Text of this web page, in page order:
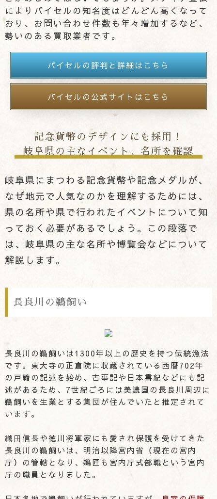
によりバイセルの知名度はどんどん高くなって
おり、お問い合わせ件数も年々増加するなど、
勢いのある買取業者です。
バイセルの評判と詳細はこちら
バイセルの公式サイトはこちら
記念貨幣のデザインにも採用！
岐阜県の主なイベント、名所を確認
岐阜県にまつわる記念貨幣や記念メダルが、
なぜ地元で人気なのかを理解するためには、
県の名所や県で行われたイベントについて知
っておく必要があるでしょう。この段落で
は、岐阜県の主な名所や博覧会などについて
解説します。
長良川の鵜飼い
長良川の鵜飼いは1300年以上の歴史を持つ伝統漁法
です。東大寺の正倉院に収蔵されている西暦702年
の戸籍の記述を始め、古事記や日本書紀などにも記
述があるため、7世紀ごろには美濃国の長良川周辺に
鵜飼いを生業とする集団が住んでいたと推定されて
います。
織田信長や徳川将軍家にも愛され保護を受けてきた
長良川の鵜飼いは、明治以降宮内省（現在の宮内
庁）の管轄となり、鵜匠も宮内庁式部職という宮内
庁の職員となりました。